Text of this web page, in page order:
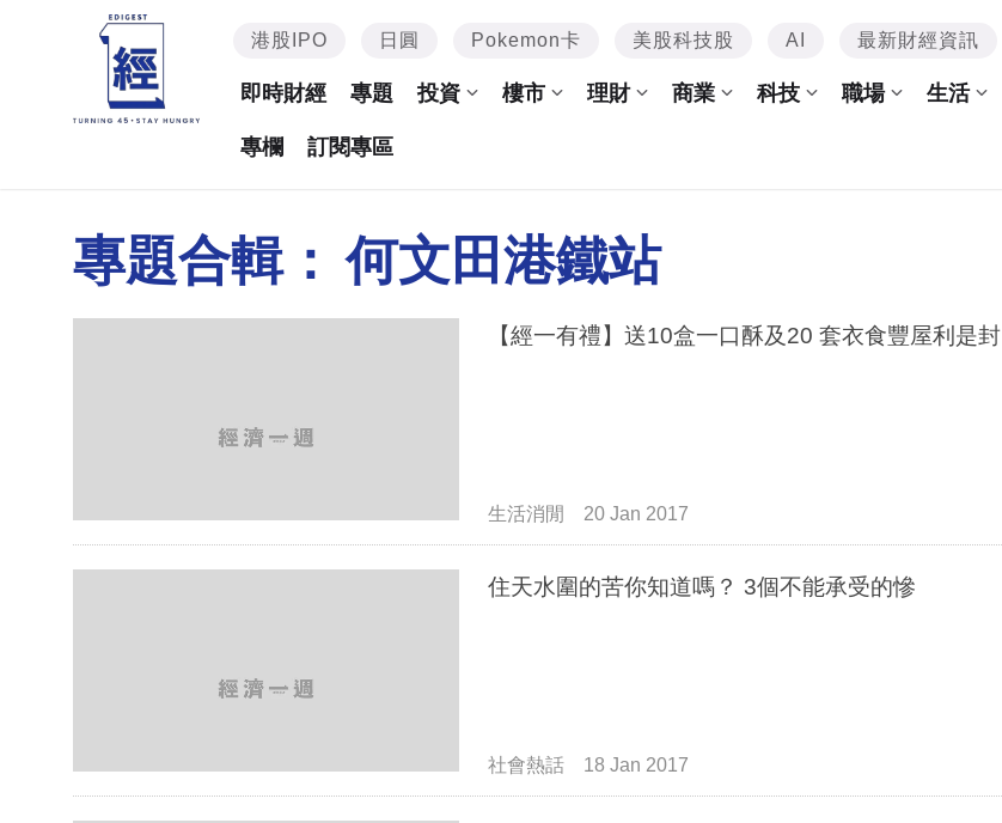
港股IPO 日圓 Pokemon卡 美股科技股 AI 最新財經資訊
即時財經 專題 投資 樓市 理財 商業 科技 職場 生活
專欄 訂閱專區
專題合輯： 何文田港鐵站
【經一有禮】送10盒一口酥及20 套衣食豐屋利是封
生活消閒 20 Jan 2017
住天水圍的苦你知道嗎？ 3個不能承受的慘
社會熱話 18 Jan 2017